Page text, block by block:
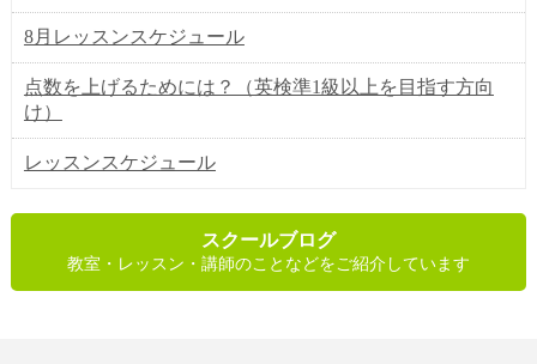
8月レッスンスケジュール
点数を上げるためには？（英検準1級以上を目指す方向
け）
レッスンスケジュール
スクールブログ
教室・レッスン・講師のことなどをご紹介しています